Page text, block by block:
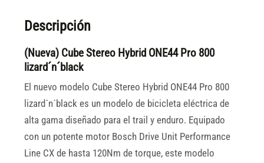
Descripción
(Nueva) Cube Stereo Hybrid ONE44 Pro 800
lizard´n´black
El nuevo modelo Cube Stereo Hybrid ONE44 Pro 800
lizard´n´black es un modelo de bicicleta eléctrica de
alta gama diseñado para el trail y enduro. Equipado
con un potente motor Bosch Drive Unit Performance
Line CX de hasta 120Nm de torque, este modelo